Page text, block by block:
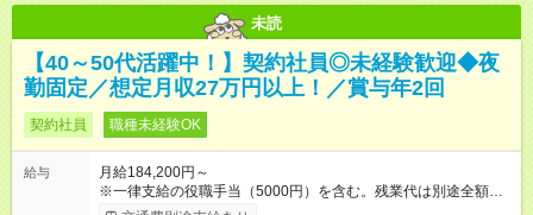
未読
【40～50代活躍中！】契約社員◎未経験歓迎◆夜
勤固定／想定月収27万円以上！／賞与年2回
契約社員 職種未経験OK
給与
月給184,200円～
※一律支給の役職手当（5000円）を含む。残業代は別途全額支
給。 ※深夜勤務手当は、残業時間等により変動します。 ※想定